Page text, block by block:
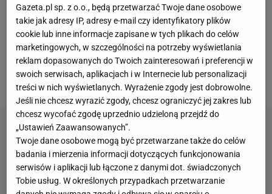
świętowany we Włoszech, które czekały na mistrza
wielkoszlemowego wgrzepojedynczej od 1976 r.
(triumf Adriano Panatty w Roland Garros). Po
powrocie do kraju witano go jak bohatera, choć
wywołało to pewne kontrowersje.
Gazeta.pl sp. z o.o., będą przetwarzać Twoje dane osobowe
takie jak adresy IP, adresy e-mail czy identyfikatory plików
cookie lub inne informacje zapisane w tych plikach do celów
marketingowych, w szczególności na potrzeby wyświetlania
reklam dopasowanych do Twoich zainteresowań i preferencji w
swoich serwisach, aplikacjach i w Internecie lub personalizacji
treści w nich wyświetlanych. Wyrażenie zgody jest dobrowolne.
Jeśli nie chcesz wyrazić zgody, chcesz ograniczyć jej zakres lub
chcesz wycofać zgodę uprzednio udzieloną przejdź do
„Ustawień Zaawansowanych”.
Twoje dane osobowe mogą być przetwarzane także do celów
badania i mierzenia informacji dotyczących funkcjonowania
serwisów i aplikacji lub łączone z danymi dot. świadczonych
Tobie usług. W określonych przypadkach przetwarzanie